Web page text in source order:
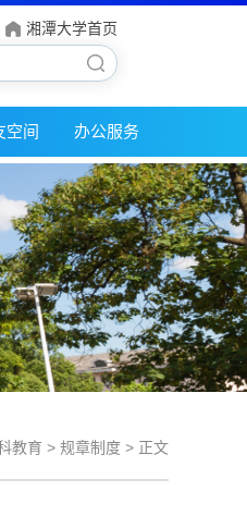
湘潭大学首页
空间 办公服务
教育 > 规章制度 > 正文